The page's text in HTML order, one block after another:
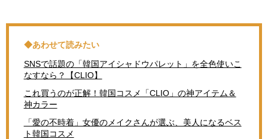
◆あわせて読みたい
SNSで話題の「韓国アイシャドウパレット」を全色使いこ
なすなら？【CLIO】
これ買うのが正解！韓国コスメ「CLIO」の神アイテム＆
神カラー
「愛の不時着」女優のメイクさんが選ぶ、美人になるベス
ト韓国コスメ